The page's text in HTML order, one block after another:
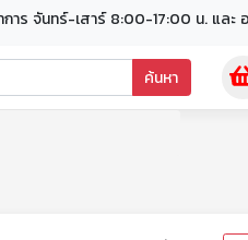
ำการ จันทร์-เสาร์ 8:00-17:00 น. แล
ค้นหา